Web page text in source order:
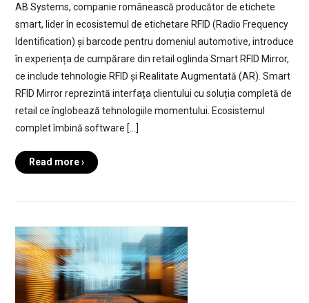
AB Systems, companie românească producător de etichete
smart, lider în ecosistemul de etichetare RFID (Radio Frequency
Identification) și barcode pentru domeniul automotive, introduce
în experiența de cumpărare din retail oglinda Smart RFID Mirror,
ce include tehnologie RFID și Realitate Augmentată (AR). Smart
RFID Mirror reprezintă interfața clientului cu soluția completă de
retail ce înglobează tehnologiile momentului. Ecosistemul
complet îmbină software […]
Read more ›